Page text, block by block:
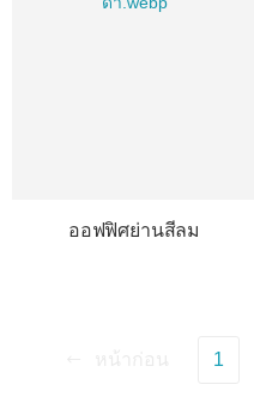
ออฟฟิศย่านสีลม
1